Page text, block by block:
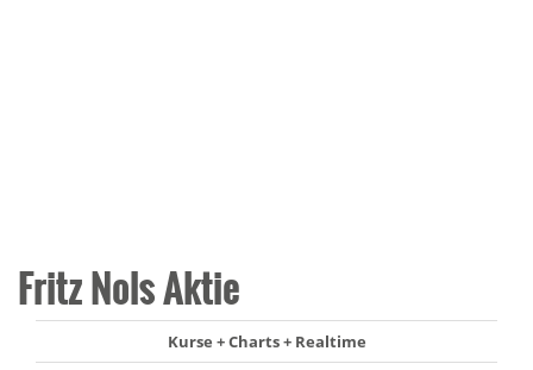
Fritz Nols Aktie
Kurse + Charts + Realtime